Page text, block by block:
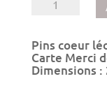
Léopard
Merci
de
Pins coeur
Carte Merci
Dimensions :